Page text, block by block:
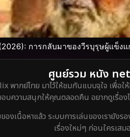
การกลับมาของวีรบุรุษผู้แข็ง
ศูนย์รวม หนัง
พากย์ไทย มาไว้ให้ชมกันแบบจุใจ เพื่อ
บความสนุกให้คุณตลอดคืน อยากดูเรื่อ
องเนื้อหาแล้ว ระบบการเล่นของเรา
เรื่องใหม่ๆ ก่อนใครเส